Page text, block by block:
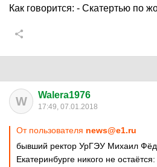
Как говорится: - Скатертью по
W Walera1976
17:49, 07.01.2018
От пользователя news@e1.ru
бывший ректор УрГЭУ Михаил
Екатеринбурге никого не